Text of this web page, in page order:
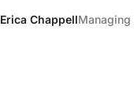
Erica ChappellManaging